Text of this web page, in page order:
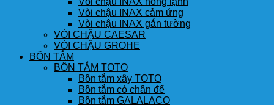
Vòi chậu INAX cảm ứng
Vòi chậu INAX gắn tường
VÒI CHẬU CAESAR
VÒI CHẬU GROHE
BỒN TẮM
BỒN TẮM TOTO
Bồn tắm xây TOTO
Bồn tắm có chân đế
Bồn tắm GALALACO